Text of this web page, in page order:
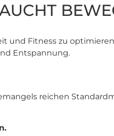
und Fitness zu
Entspannung.
reichen